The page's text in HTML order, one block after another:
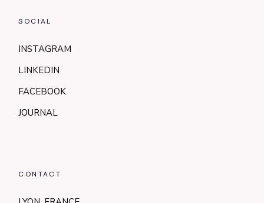
SOCIAL
INSTAGRAM
LINKEDIN
FACEBOOK
JOURNAL
CONTACT